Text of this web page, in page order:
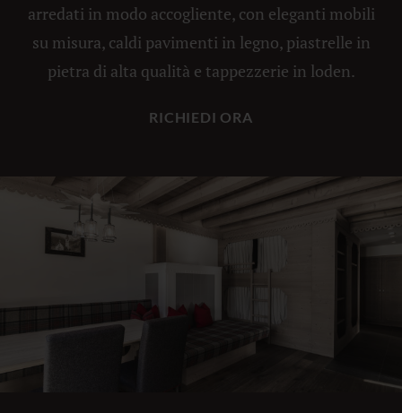
arredati in modo accogliente, con eleganti mobili
su misura, caldi pavimenti in legno, piastrelle in
pietra di alta qualità e tappezzerie in loden.
RICHIEDI ORA